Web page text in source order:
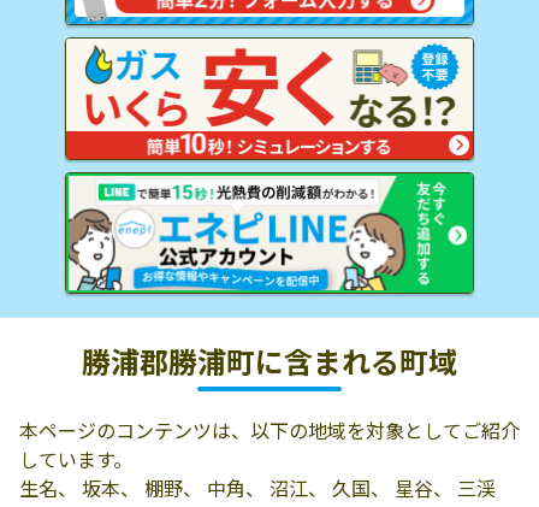
勝浦郡勝浦町に含まれる町域
本ページのコンテンツは、以下の地域を対象としてご紹介
しています。
生名、 坂本、 棚野、 中角、 沼江、 久国、 星谷、 三渓